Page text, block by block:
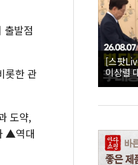
출발점
롯한 관
도약,
▲역대
[스팟
이상렬
직접 수